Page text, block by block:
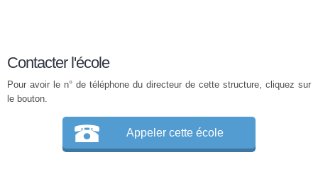
Contacter l'école
Pour avoir le n° de téléphone du directeur de cette structure, cliquez sur
le bouton.
Appeler cette école